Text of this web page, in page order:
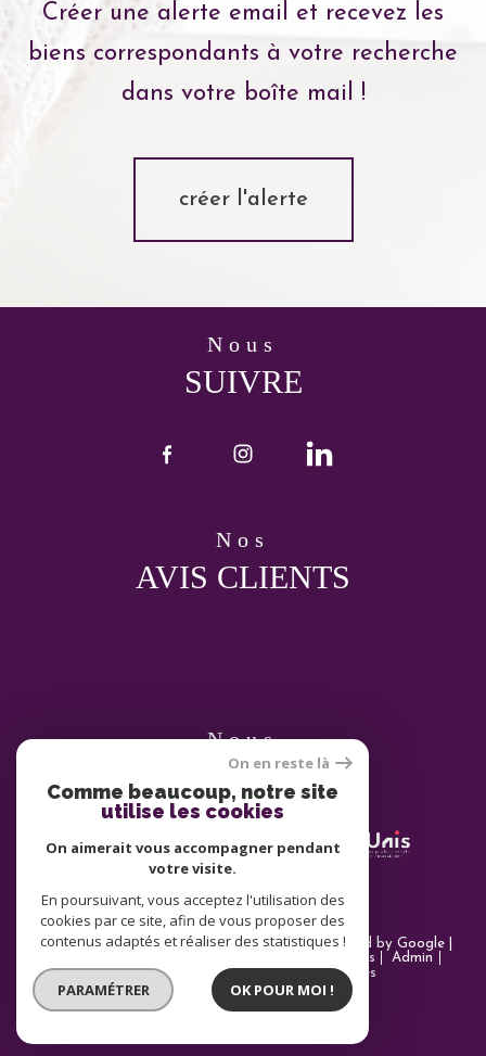
Créer une alerte email et recevez les
biens correspondants à votre recherche
dans votre boîte mail !
créer l'alerte
nous
SUIVRE
nos
AVIS CLIENTS
nous
ADHÉRONS
© 2026 | Tous droits réservés | Traduction powered by Google |
Mentions légales
Admin
Partenaires
Politique RGPD Cookies
On en reste là
Comme beaucoup, notre site
utilise les cookies
On aimerait vous accompagner pendant
votre visite.
En poursuivant, vous acceptez l'utilisation des
cookies par ce site, afin de vous proposer des
contenus adaptés et réaliser des statistiques !
PARAMÉTRER OK POUR MOI !